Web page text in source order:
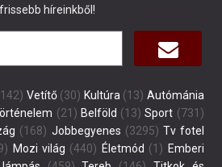
híreinkből!
Vetítő(30) Kultúra (13) Autómánia
(21) Belföld (13) Sport (731)
(168) Jobbegyenes (3295) Tv fotel
Mozi világ (440) Életmód (1) Emberi